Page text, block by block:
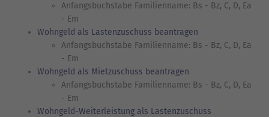
Anfangsbuchstabe Familienname: Bs - Bz, C, D, Ea
- Em
Wohngeld als Lastenzuschuss beantragen
Anfangsbuchstabe Familienname: Bs - Bz, C, D, Ea
- Em
Wohngeld als Mietzuschuss beantragen
Anfangsbuchstabe Familienname: Bs - Bz, C, D, Ea
- Em
Wohngeld-Weiterleistung als Lastenzuschuss